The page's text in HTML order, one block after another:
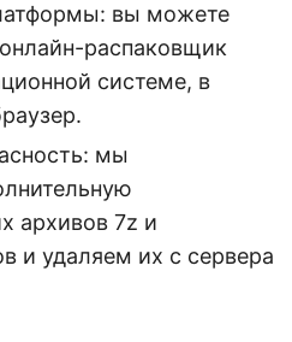
вы можете
распаковщик
системе, в
мы
архивов 7z и
и удаляем их с сервера